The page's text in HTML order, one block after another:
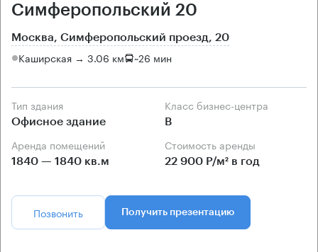
Симферопольский 20
Москва, Симферопольский проезд, 20
Каширская → 3.06 км ~26 мин
Тип здания
Офисное здание
Класс бизнес-центра
B
Аренда помещений
1840 — 1840 кв.м
Стоимость аренды
22 900 Р/м² в год
Позвонить Получить презентацию